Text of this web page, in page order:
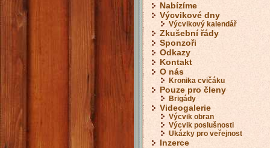
Nabízíme
Výcvikové dny
Výcvikový kalendář
Zkušební řády
Sponzoři
Odkazy
Kontakt
O nás
Kronika cvičáku
Pouze pro členy
Brigády
Videogalerie
Výcvik obran
Výcvik poslušnosti
Ukázky pro veřejnost
Inzerce